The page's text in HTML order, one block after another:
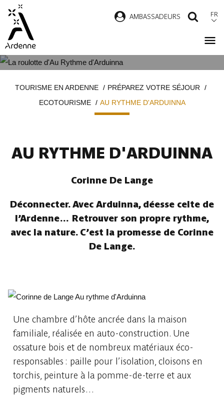
contenu
principal
AMBASSADEURS FR
d'ArianeTOURISME EN ARDENNE
PRÉPAREZ VOTRE SÉJOUR
ECOTOURISME
AU RYTHME D'ARDUINNA
AU RYTHME D'ARDUINNA
Corinne De Lange
Déconnecter. Avec Arduinna, déesse celte de
l’Ardenne… Retrouver son propre rythme,
avec la nature. C’est la promesse de Corinne
De Lange.
Une chambre d’hôte ancrée dans la maison
familiale, réalisée en auto-construction. Une
ossature bois et de nombreux matériaux éco-
responsables : paille pour l’isolation, cloisons en
torchis, peinture à la pomme-de-terre et aux
pigments naturels…